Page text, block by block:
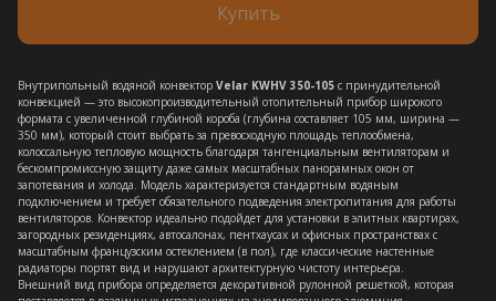
Купить
Внутрипольный водяной конвектор Velar KWHV 350-105 с принудительной
конвекцией — это высокопроизводительный отопительный прибор широкого
формата с увеличенной глубиной короба (глубина составляет 105 мм, ширина —
350 мм), который стоит выбрать за превосходную площадь теплообмена,
колоссальную тепловую мощность благодаря тангенциальным вентиляторам и
бескомпромиссную защиту даже самых масштабных панорамных окон от
запотевания и холода. Модель характеризуется стандартным водяным
подключением и требует обязательного подведения электропитания для работы
вентиляторов. Конвектор идеально подойдет для установки в элитных квартирах,
загородных резиденциях, автосалонах, пентхаусах и офисных пространствах с
масштабным французским остеклением (в пол), где классические настенные
радиаторы портят вид и нарушают архитектурную чистоту интерьера.
Внешний вид прибора определяется декоративной рулонной решеткой, которая